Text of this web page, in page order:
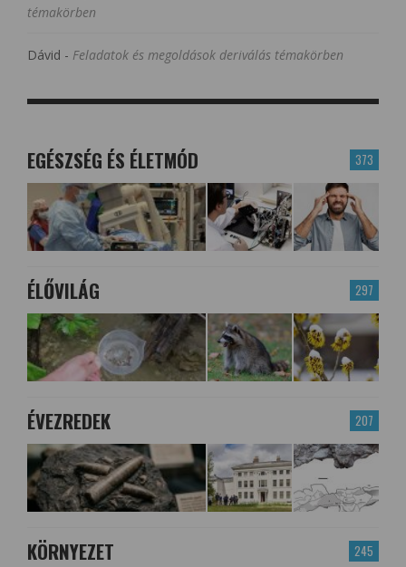
témakörben
Dávid - Feladatok és megoldások deriválás témakörben
373
EGÉSZSÉG ÉS ÉLETMÓD
297
ÉLŐVILÁG
207
ÉVEZREDEK
245
KÖRNYEZET